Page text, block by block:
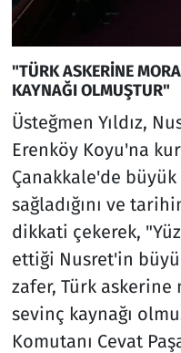
"TÜRK ASKERİNE
KAYNAĞI OLMUŞTUR"
Üsteğmen Yıldız,
Erenköy Koyu'na
Çanakkale'de büyük
sağladığını ve
dikkati çekerek,
ettiği Nusret'in
zafer, Türk
sevinç kaynağı
Komutanı Cevat